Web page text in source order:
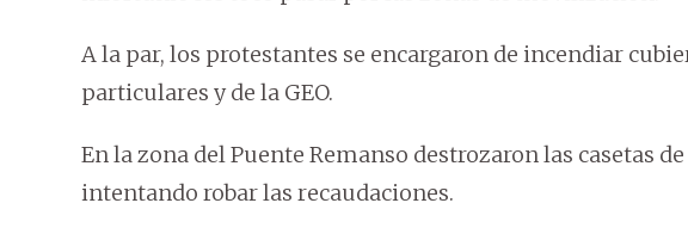
A la par, los protestantes se encargaron de incendiar
particulares y de la GEO.
En la zona del Puente Remanso destrozaron las casetas
intentando robar las recaudaciones.